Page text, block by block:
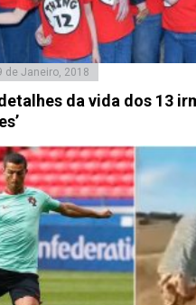
de Janeiro, 2018
da vida dos 13